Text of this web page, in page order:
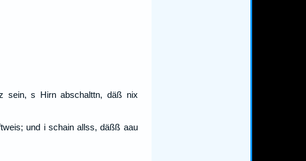
sein, s Hirn abschalttn, däß nix
und i schain allss, däßß aau